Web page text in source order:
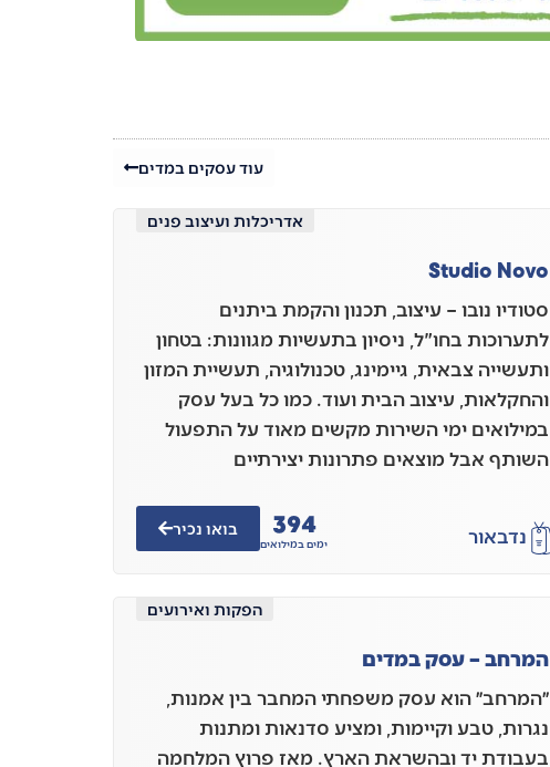
עוד עסקים במדים
אדריכלות ועיצוב פנים
Studio Novo
סטודיו נובו – עיצוב, תכנון והקמת ביתנים
לתערוכות בחו"ל, ניסיון בתעשיות מגוונות: בטחון
ותעשייה צבאית, גיימינג, טכנולוגיה, תעשיית המזון
והחקלאות, עיצוב הבית ועוד. כמו כל בעל עסק
במילואים ימי השירות מקשים מאוד על התפעול
השותף אבל מוצאים פתרונות יצירתיים
נדבאור ימים במילואים
395 בואו נכיר
הפקות ואירועים
המרחב – עסק במדים
״המרחב״ הוא עסק משפחתי המחבר בין אמנות,
נגרות, טבע וקיימות, ומציע סדנאות ומתנות
בעבודת יד ובהשראת הארץ. מאז פרוץ המלחמה